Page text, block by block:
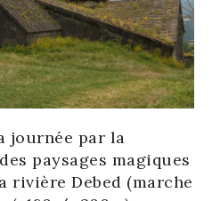
journée par la
paysages magiques
rivière Debed (marche